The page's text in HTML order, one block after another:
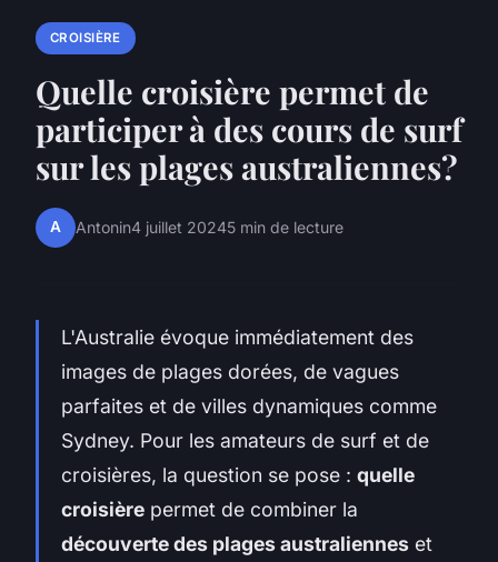
CROISIÈRE
Quelle croisière permet de
participer à des cours de surf
sur les plages australiennes?
A Antonin4 juillet 20245 min de lecture
L'Australie évoque immédiatement des
images de plages dorées, de vagues
parfaites et de villes dynamiques comme
Sydney. Pour les amateurs de surf et de
croisières, la question se pose : quelle
croisière permet de combiner la
découverte des plages australiennes et